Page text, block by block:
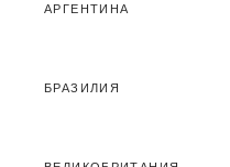
АРГЕНТИНА
БРАЗИЛИЯ